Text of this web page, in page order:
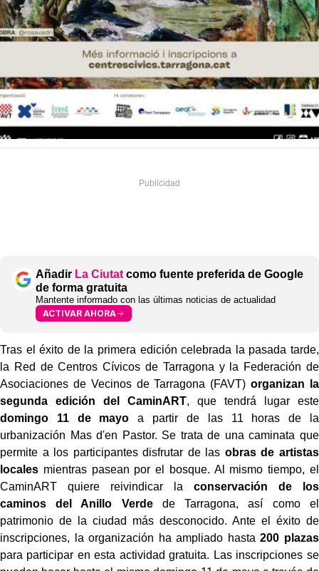
Añadir La Ciutatcomo fuente preferida de Google
de forma gratuita
Mantente informado con las últimas noticias de actualidad
ACTIVAR AHORA
Tras el éxito de la primera edición celebrada la pasada tarde,
la Red de Centros Cívicos de Tarragona y la Federación de
Asociaciones de Vecinos de Tarragona (FAVT)organizan la
segunda edición del CaminART, que tendrá lugar este
domingo 11 de mayo a partir de las 11 horas de la
urbanización Mas d'en Pastor. Se trata de una caminata que
permite a los participantes disfrutar de las obras de artistas
locales mientras pasean por el bosque. Al mismo tiempo, el
CaminART quiere reivindicar laconservación de los
caminos del Anillo Verdede Tarragona, así como el
patrimonio de la ciudad más desconocido. Ante el éxito de
inscripciones, la organización ha ampliado hasta200 plazas
para participar en esta actividad gratuita. Las inscripciones se